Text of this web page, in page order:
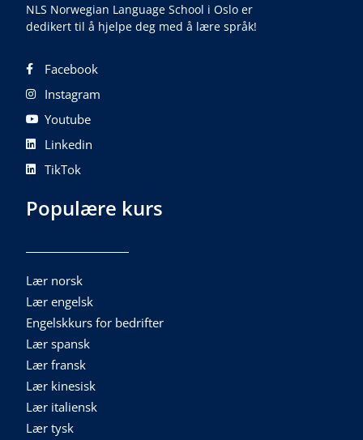
NLS Norwegian Language School i Oslo er
dedikert til å hjelpe deg med å lære språk!
Facebook
Instagram
Youtube
Linkedin
TikTok
Populære kurs
Lær norsk
Lær engelsk
Engelskkurs for bedrifter
Lær spansk
Lær fransk
Lær kinesisk
Lær italiensk
Lær tysk